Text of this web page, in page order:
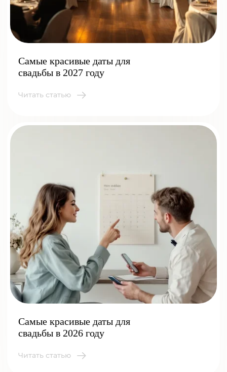
Самые красивые даты для
свадьбы в 2027 году
Читать статью
Самые красивые даты для
свадьбы в 2026 году
Читать статью